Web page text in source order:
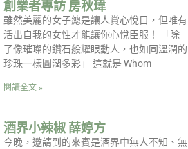
創業者專訪 房秋瑋
雖然美麗的女子總是讓人賞心悅目，但唯有
活出自我的女性才能讓你心悅臣服！ 「除
了像璀璨的鑽石般耀眼動人，也如同溫潤的
珍珠一樣圓潤多彩」 這就是 Whom
閱讀全文 »
酒界小辣椒 薛婷方
今晚，邀請到的來賓是酒界中無人不知、無